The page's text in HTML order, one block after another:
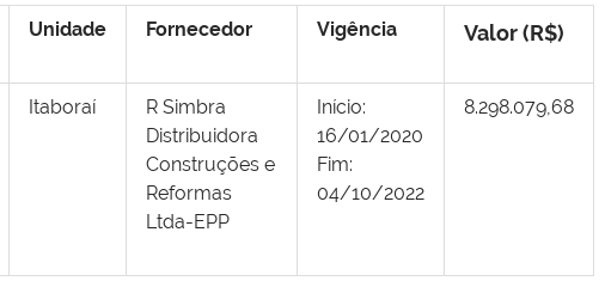
Unidade Fornecedor Vigência Valor (R$)
Itaboraí
R Simbra
Distribuidora
Construções e
Reformas
Ltda-EPP
Início:
16/01/2020
Fim:
04/10/2022
8.298.079,68